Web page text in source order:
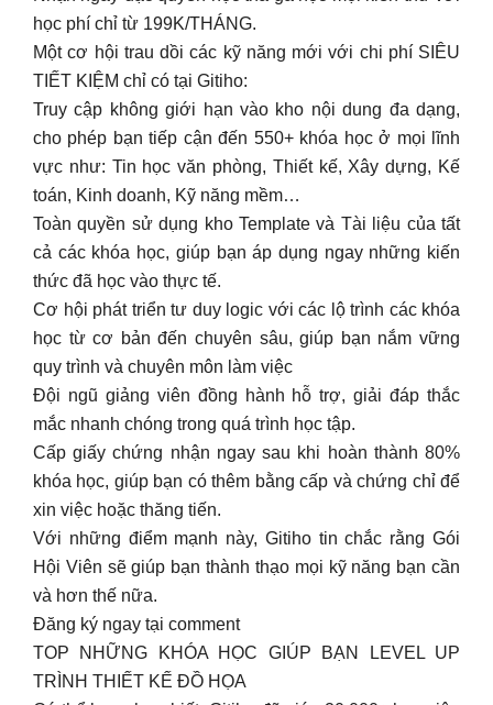
học phí chỉ từ 199K/THÁNG.
Một cơ hội trau dồi các kỹ năng mới với chi phí SIÊU
TIẾT KIỆM chỉ có tại Gitiho:
Truy cập không giới hạn vào kho nội dung đa dạng,
cho phép bạn tiếp cận đến 550+ khóa học ở mọi lĩnh
vực như: Tin học văn phòng, Thiết kế, Xây dựng, Kế
toán, Kinh doanh, Kỹ năng mềm…
Toàn quyền sử dụng kho Template và Tài liệu của tất
cả các khóa học, giúp bạn áp dụng ngay những kiến
thức đã học vào thực tế.
Cơ hội phát triển tư duy logic với các lộ trình các khóa
học từ cơ bản đến chuyên sâu, giúp bạn nắm vững
quy trình và chuyên môn làm việc
Đội ngũ giảng viên đồng hành hỗ trợ, giải đáp thắc
mắc nhanh chóng trong quá trình học tập.
Cấp giấy chứng nhận ngay sau khi hoàn thành 80%
khóa học, giúp bạn có thêm bằng cấp và chứng chỉ để
xin việc hoặc thăng tiến.
Với những điểm mạnh này, Gitiho tin chắc rằng Gói
Hội Viên sẽ giúp bạn thành thạo mọi kỹ năng bạn cần
và hơn thế nữa.
Đăng ký ngay tại comment
TOP NHỮNG KHÓA HỌC GIÚP BẠN LEVEL UP
TRÌNH THIẾT KẾ ĐỒ HỌA